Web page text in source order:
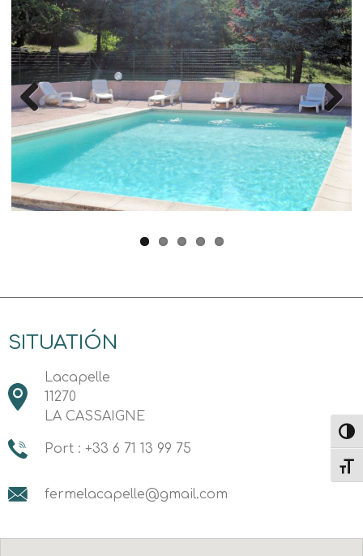
Previous Next
SITUATIÓN
Lacapelle
11270
LA CASSAIGNE
Port : +33 6 71 13 99 75
fermelacapelle@gmail.com